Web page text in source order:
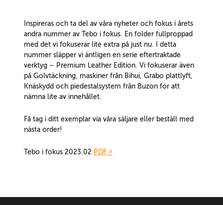
Inspireras och ta del av våra nyheter och fokus i årets
andra nummer av Tebo i fokus. En folder fullproppad
med det vi fokuserar lite extra på just nu. I detta
nummer släpper vi äntligen en serie eftertraktade
verktyg – Premium Leather Edition. Vi fokuserar även
på Golvtäckning, maskiner från Bihui, Grabo plattlyft,
Knäskydd och piedestalsystem från Buzon för att
nämna lite av innehållet.
Få tag i ditt exemplar via våra säljare eller beställ med
nästa order!
Tebo i fokus 2023.02 PDF »